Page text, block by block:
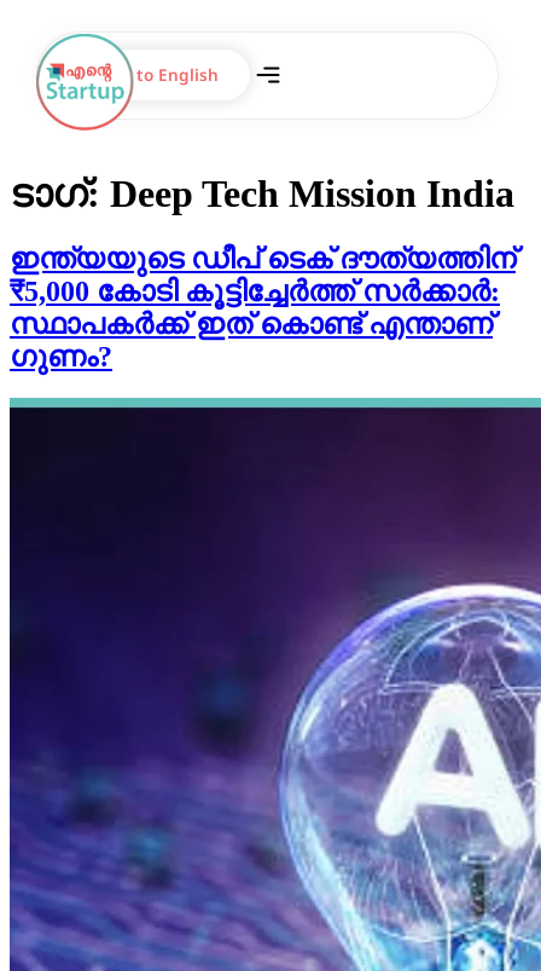
Switch to English
ടാഗ്: Deep Tech Mission India
ഇന്ത്യയുടെ ഡീപ് ടെക് ദൗത്യത്തിന്
₹5,000 കോടി കൂട്ടിച്ചേർത്ത് സർക്കാർ:
സ്ഥാപകർക്ക് ഇത് കൊണ്ട് എന്താണ്
ഗുണം?